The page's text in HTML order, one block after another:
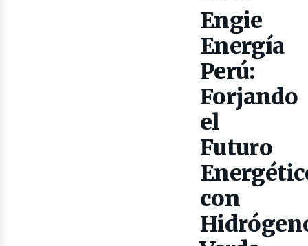
Engie
Energía
Perú:
Forjando
el
Futuro
con